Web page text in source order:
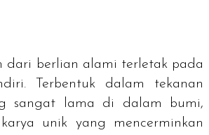
dari berlian alami terletak pada
Terbentuk dalam tekanan
sangat lama di dalam bumi,
unik yang mencerminkan